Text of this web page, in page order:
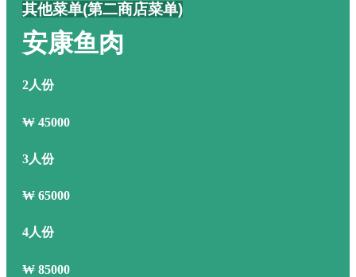
其他菜单(第二商店菜单)
安康鱼肉
2人份
₩ 45000
3人份
₩ 65000
4人份
₩ 85000